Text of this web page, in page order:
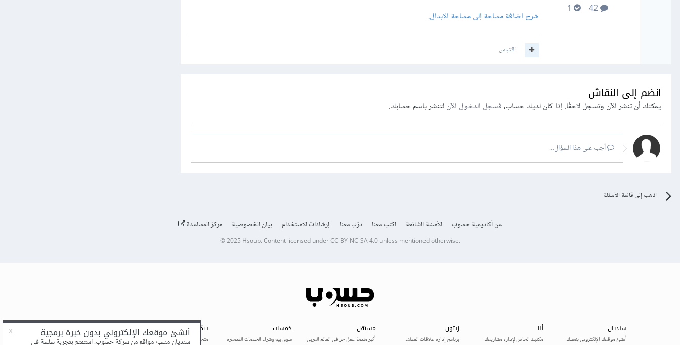
42
شرح إضافة مساحة إلى مساحة الإبدال.
اقتباس
انضم إلى النقاش
يمكنك أن تنشر الآن وتسجل لاحقًا. إذا كان لديك حساب،فسجل الدخول الآنلتنشر باسم حسابك.
أجب على هذا السؤال...
اذهب إلى قائمة الأسئلة
عن أكاديمية حسوب الأسئلة الشائعة اكتب معنا درّب معنا إرشادات الاستخدام بيان الخصوصية مركز المساعدة
© 2025 Hsoub.Content licensed underCC BY-NC-SA 4.0unless mentioned otherwise.